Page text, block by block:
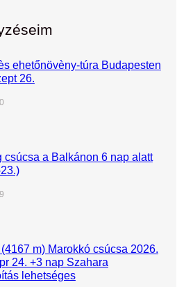
ehetőnövèny-túra Budapesten
26.
csúcsa a Balkánon 6 nap alatt
m) Marokkó csúcsa 2026.
24. +3 nap Szahara
lehetséges